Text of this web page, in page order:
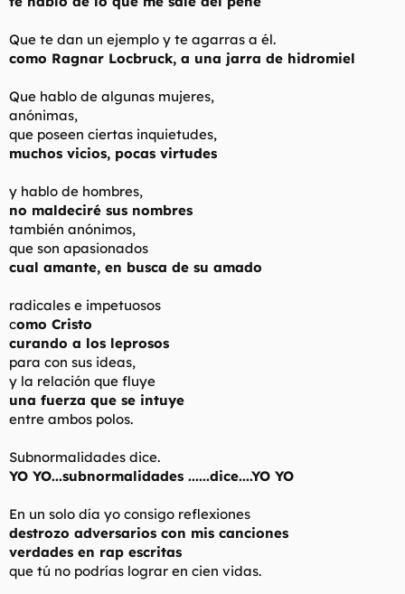
Que te dan un ejemplo y te agarras a él.
como Ragnar Locbruck, a una jarra de hidromiel
Que hablo de algunas mujeres,
anónimas,
que poseen ciertas inquietudes,
muchos vicios, pocas virtudes
y hablo de hombres,
no maldeciré sus nombres
también anónimos,
que son apasionados
cual amante, en busca de su amado
radicales e impetuosos
como Cristo
curando a los leprosos
para con sus ideas,
y la relación que fluye
una fuerza que se intuye
entre ambos polos.
Subnormalidades dice.
YO YO...subnormalidades ......dice....YO YO
En un solo día yo consigo reflexiones
destrozo adversarios con mis canciones
verdades en rap escritas
que tú no podrías lograr en cien vidas.